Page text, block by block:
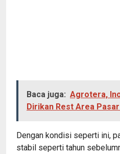
Baca juga: Agrotera,
Dirikan Rest Area
Dengan kondisi seperti ini,
stabil seperti tahun